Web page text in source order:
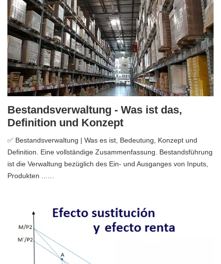
Bestandsverwaltung - Was ist das,
Definition und Konzept
✅ Bestandsverwaltung | Was es ist, Bedeutung, Konzept und
Definition. Eine vollständige Zusammenfassung. Bestandsführung
ist die Verwaltung bezüglich des Ein- und Ausganges von Inputs,
Produkten ...…